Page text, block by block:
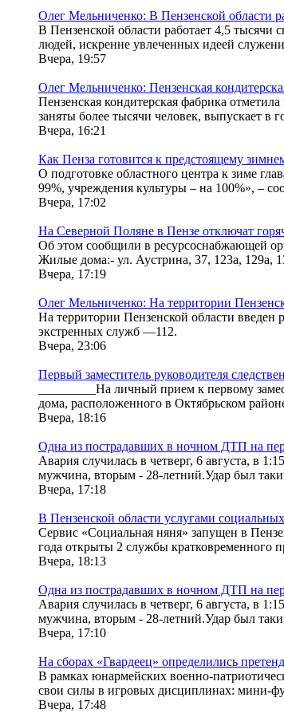
Олег Мельниченко: В Пензенской области
В Пензенской области работает 4,5
людей, искренне увлеченных идеей
Вчера, 19:57
Олег Мельниченко: Пензенская
Пензенская кондитерская фабрика
заняты более тысячи человек, выпускает в
Вчера, 16:21
Как Пенза готовится к предстоящему
О подготовке областного центра к зиме
99%, учреждения культуры – на 100%», –
Вчера, 17:02
На Северной Поляне в Пензе отключат
Об этом сообщили в ресурсоснабжающей
Жилые дома:- ул. Аустрина, 37, 123a, 129а,
Вчера, 17:19
Олег Мельниченко: На территории
На территории Пензенской области
экстренных служб —112.
Вчера, 23:06
Первый заместитель руководителя
_________На личный прием к первому
дома, расположенного в Октябрьском
Вчера, 18:16
Одна из пострадавших в ночном ДТП на
Авария случилась в четверг, 6 августа, в
мужчина, вторым - 28-летний.Удар был
Вчера, 17:18
В Пензенской области услугами
Сервис «Социальная няня» запущен в
года открыты 2 службы кратковременного
Вчера, 18:13
Одна из пострадавших в ночном ДТП на
Авария случилась в четверг, 6 августа, в
мужчина, вторым - 28-летний.Удар был
Вчера, 17:10
На сборах «Гвардеец» определились
В рамках юнармейских военно-
свои силы в игровых дисциплинах: мини-
Вчера, 17:48